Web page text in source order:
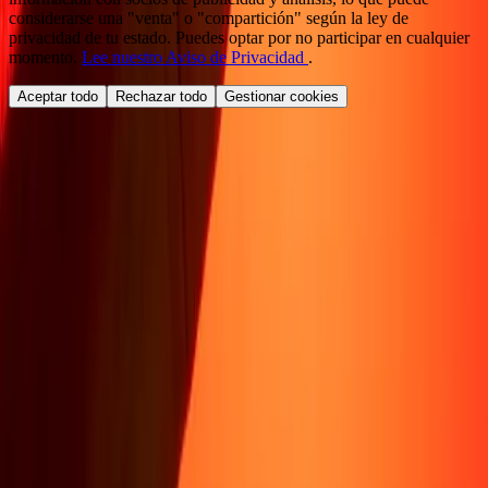
considerarse una "venta" o "compartición" según la ley de
privacidad de tu estado. Puedes optar por no participar en cualquier
momento. Lee nuestro Aviso de Privacidad .
Aceptar todo Rechazar todo Gestionar cookies